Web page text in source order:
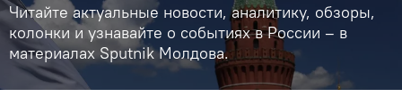
Читайте актуальные новости, аналитику, обзоры,
колонки и узнавайте о событиях в России – в
материалах Sputnik Молдова.